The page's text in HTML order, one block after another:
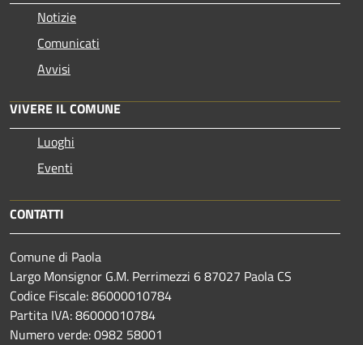
Notizie
Comunicati
Avvisi
VIVERE IL COMUNE
Luoghi
Eventi
CONTATTI
Comune di Paola
Largo Monsignor G.M. Perrimezzi 6 87027 Paola CS
Codice Fiscale: 86000010784
Partita IVA: 86000010784
Numero verde: 0982 58001